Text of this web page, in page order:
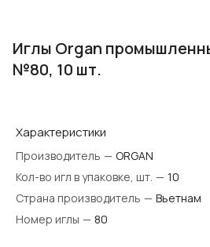
Иглы Organ
№80, 10 шт.
Характеристики
Производитель — ORGAN
Кол-во игл в упаковке, шт. — 10
Страна производитель — Вьетнам
Номер иглы — 80